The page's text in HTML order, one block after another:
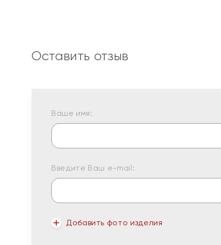
Оставить отзыв
Ваше имя:
Введите Ваш e-mail:
Добавить фото изделия